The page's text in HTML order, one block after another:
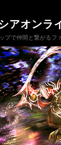
アオンラ
プで仲間と繋がるフ